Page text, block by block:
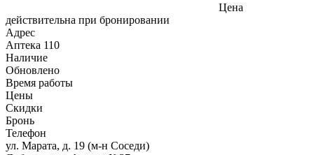
Цена
действительна при бронировании
Адрес
Аптека 110
Наличие
Обновлено
Время работы
Цены
Скидки
Бронь
Телефон
ул. Марата, д. 19 (м-н Соседи)